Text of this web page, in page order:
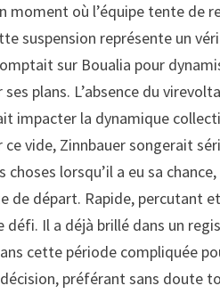
moment où l’équipe tente de
suspension représente un
sur Boualia pour
plans. L’absence du
impacter la dynamique
vide, Zinnbauer songerait
lorsqu’il a eu sa
de départ. Rapide, percutant
défi. Il a déjà brillé dans un
cette période compliquée
préférant sans doute